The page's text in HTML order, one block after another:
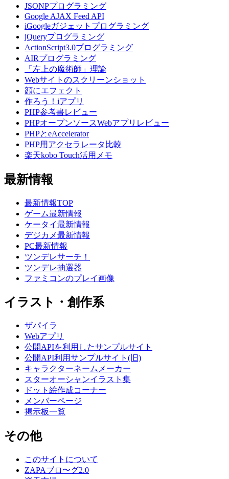
JSONPプログラミング
Google AJAX Feed API
iGoogleガジェットプログラミング
jQueryプログラミング
ActionScript3.0プログラミング
AIRプログラミング
「左上の魔術師」理論
Webサイトのスクリーンショット
顔にエフェクト
作ろう！iアプリ
PHP参考書レビュー
PHPオープンソースWebアプリレビュー
PHPとeAccelerator
PHP用アクセラレータ比較
楽天kobo Touch活用メモ
最新情報
最新情報TOP
ゲーム最新情報
ケータイ最新情報
デジカメ最新情報
PC最新情報
ツンデレサーチ！
ツンデレ抽選器
ファミコンのプレイ画像
イラスト・創作系
ザパイラ
Webアプリ
公開APIを利用したサンプルサイト
公開API利用サンプルサイト(旧)
キャラクターネームメーカー
スターオーシャンイラスト集
ドット絵作成コーナー
メンバーページ
掲示板一覧
その他
このサイトについて
ZAPAブロ〜グ2.0